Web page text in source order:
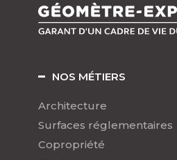
NOS MÉTIERS
Architecture
Surfaces réglementaires
Copropriété